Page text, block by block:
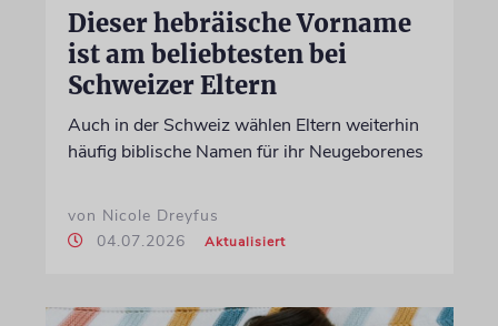
Dieser hebräische Vorname
ist am beliebtesten bei
Schweizer Eltern
Auch in der Schweiz wählen Eltern weiterhin
häufig biblische Namen für ihr Neugeborenes
von Nicole Dreyfus
04.07.2026
Aktualisiert